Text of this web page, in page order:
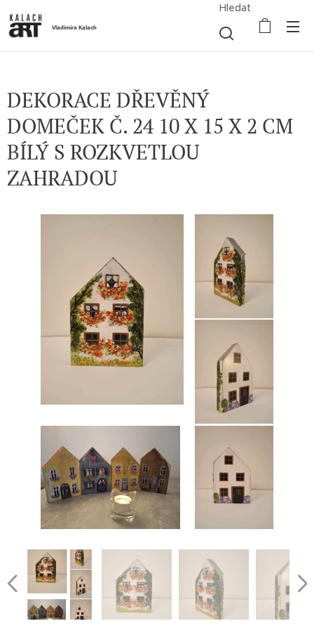
Vladimíra Kalach
Hledat
DEKORACE DŘEVĚNÝ
DOMEČEK Č. 24 10 X 15 X 2 CM
BÍLÝ S ROZKVETLOU
ZAHRADOU